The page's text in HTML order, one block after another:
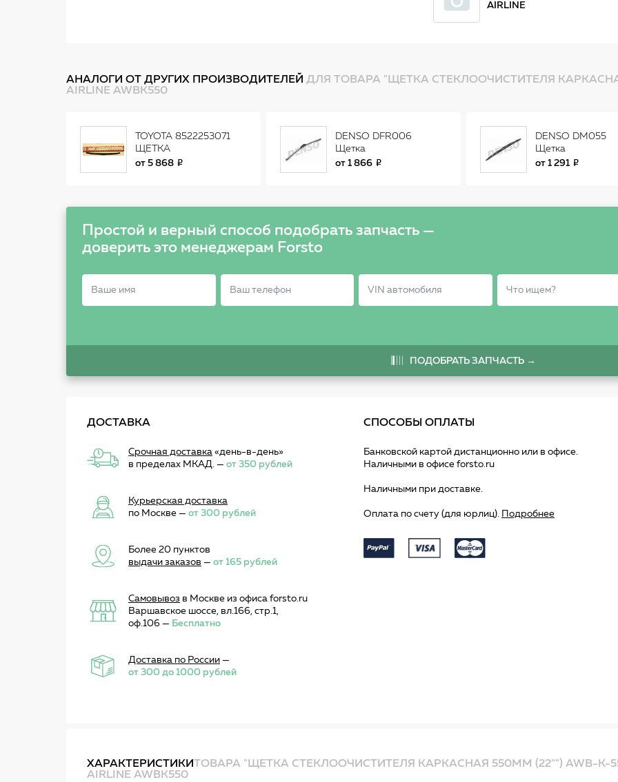
AIRLINE
АНАЛОГИ ОТ ДРУГИХ ПРОИЗВОДИТЕЛЕЙ ДЛЯ ТОВАРА "ЩЕТКА СТЕКЛООЧИСТИТЕЛЯ
AIRLINE AWBK550
TOYOTA 8522253071
ЩЕТКА
СТЕКЛООЧИСТИТЕЛЯ
от 5 868
DENSO DFR006
Щетка
стеклоочистителя
от 1 866
DENSO DM055
Щетка
стеклоочистителя
от 1 291
Простой и верный способ подобрать запчасть —
доверить это менеджерам Forsto
ПОДОБРАТЬ ЗАПЧАСТЬ →
ДОСТАВКА
Срочная доставка «день-в-день»
в пределах МКАД. — от 350 рублей
Курьерская доставка
по Москве — от 300 рублей
Более 20 пунктов
выдачи заказов — от 165 рублей
Самовывоз в Москве из офиса forsto.ru
Варшавское шоссе, вл.166, стр.1,
оф.106 — Бесплатно
Доставка по России —
от 300 до 1000 рублей
СПОСОБЫ ОПЛАТЫ
Банковской картой дистанционно или в офисе.
Наличными в офисе forsto.ru
Наличными при доставке.
Оплата по счету (для юрлиц). Подробнее
ХАРАКТЕРИСТИКИТОВАРА "ЩЕТКА СТЕКЛООЧИСТИТЕЛЯ КАРКАСНАЯ 550ММ (22"") AWB-K-
AIRLINE AWBK550